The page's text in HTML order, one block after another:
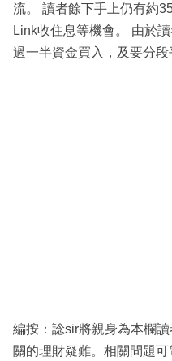
流。 讀者餘下手上仍有約
Link收住息等機會。 由於
過一半資金買入，及要分段
編按：諗sir將親身為本欄
關的理財疑難。相關問題可